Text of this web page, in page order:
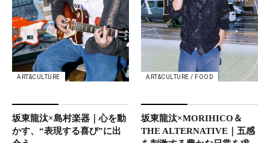
ART&CULTURE
坂東龍汰×島村楽器｜心を動
かす、“表現する喜び”に出
ART&CULTURE / FOOD
坂東龍汰×MORIHICO＆
THE ALTERNATIVE｜五感